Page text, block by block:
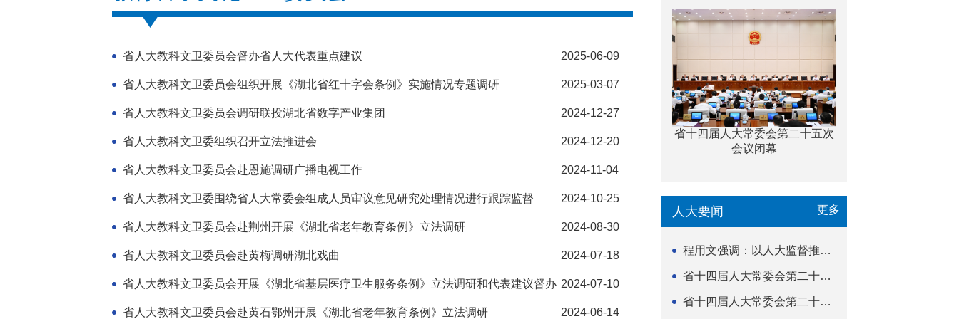
省人大教科文卫委员会督办省人大代表重点建议 2025-06-09
省人大教科文卫委员会组织开展《湖北省红十字会条例》实施情况专题调研 2025-03-07
省人大教科文卫委员会调研联投湖北省数字产业集团 2024-12-27
省人大教科文卫委组织召开立法推进会 2024-12-20
省人大教科文卫委员会赴恩施调研广播电视工作 2024-11-04
省人大教科文卫委围绕省人大常委会组成人员审议意见研究处理情况进行跟踪监督 2024-10-25
省人大教科文卫委员会赴荆州开展《湖北省老年教育条例》立法调研 2024-08-30
省人大教科文卫委员会赴黄梅调研湖北戏曲 2024-07-18
省人大教科文卫委员会开展《湖北省基层医疗卫生服务条例》立法调研和代表建议督办 2024-07-10
省人大教科文卫委员会赴黄石鄂州开展《湖北省老年教育条例》立法调研 2024-06-14
省十四届人大常委会第二十五次
会议闭幕
人大要闻 更多
程用文强调：以人大监督推动科技金融高质量发展
省十四届人大常委会第二十五次会议闭幕
省十四届人大常委会第二十五次会议举行